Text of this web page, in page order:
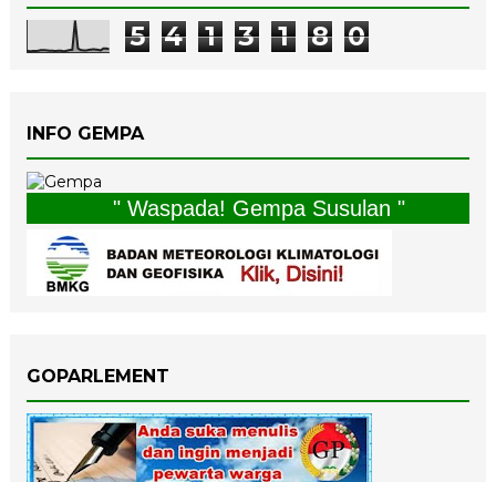
5 4 1 3 1 8 0
INFO GEMPA
" Waspada! Gempa Susulan "
GOPARLEMENT